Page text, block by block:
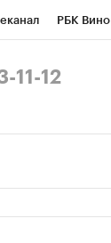
РБК Вино
11-12